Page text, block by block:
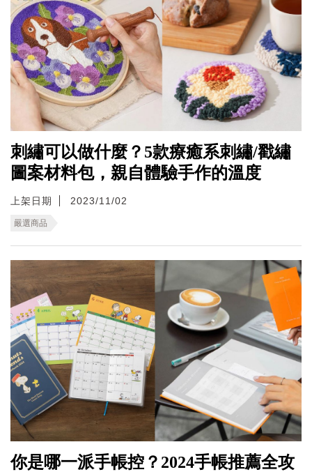
刺繡可以做什麼？5款療癒系刺繡/戳繡
圖案材料包，親自體驗手作的溫度
上架日期 2023/11/02
嚴選商品
你是哪一派手帳控？2024手帳推薦全攻